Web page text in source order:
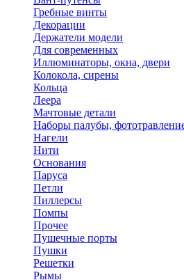
Гребные винты
Декорации
Держатели модели
Для современных
Иллюминаторы, окна, двери
Колокола, сирены
Кольца
Леера
Мачтовые детали
Наборы палубы,
Нагели
Нити
Основания
Паруса
Петли
Пиллерсы
Помпы
Прочее
Пушечные порты
Пушки
Решетки
Рымы